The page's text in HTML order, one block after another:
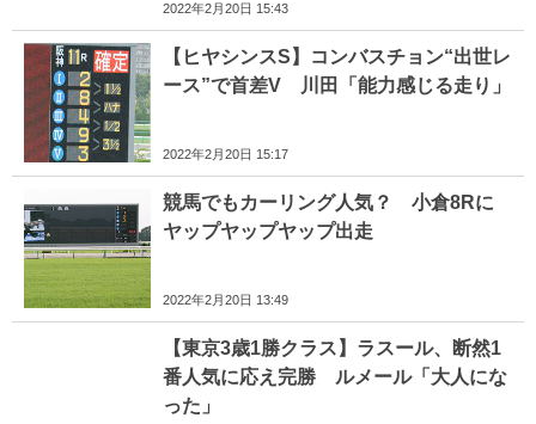
2022年2月20日 15:43
【ヒヤシンスS】コンバスチョン“出世レ
ース”で首差V 川田「能力感じる走り」
2022年2月20日 15:17
競馬でもカーリング人気？ 小倉8Rに
ヤップヤップヤップ出走
2022年2月20日 13:49
【東京3歳1勝クラス】ラスール、断然1
番人気に応え完勝 ルメール「大人にな
った」